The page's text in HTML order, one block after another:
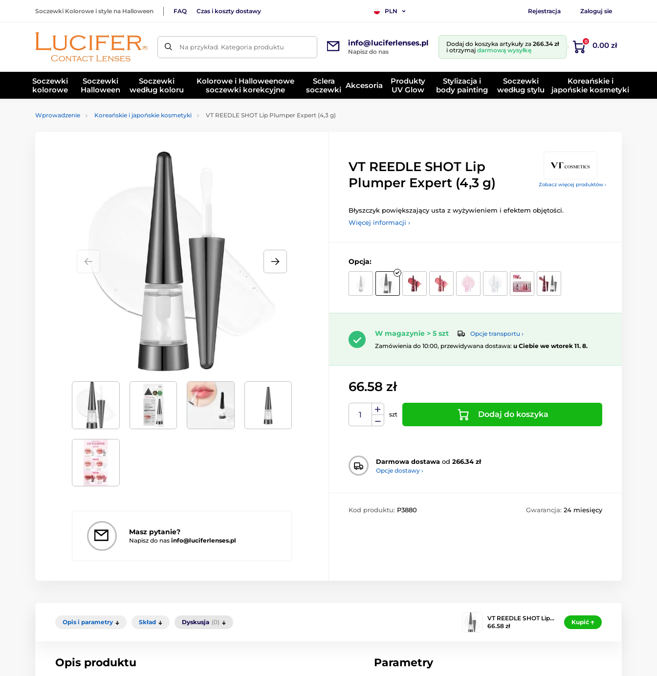
Soczewki Kolorowe i style na Halloween FAQ Czas i koszty dostawy PLN Rejestracja Zaloguj sie
Na przykład. Kategoria produktu info@luciferlenses.pl
Napisz do nas
Dodaj do koszyka artykuły za 266.34 zł
i otrzymaj darmową wysyłkę
0 0.00 zł
Soczewki
kolorowe
Soczewki
Halloween
Soczewki
według koloru
Kolorowe i Halloweenowe
soczewki korekcyjne
Sclera
soczewki Akcesoria
Produkty
UV Glow
Stylizacja i
body painting
Soczewki
według stylu
Koreańskie i
japońskie kosmetyki
Wprowadzenie Koreańskie i japońskie kosmetyki VT REEDLE SHOT Lip Plumper Expert (4,3 g)
Zobacz więcej produktów ›
Masz pytanie?
Napisz do nas info@luciferlenses.pl
VT REEDLE SHOT Lip
Plumper Expert (4,3 g)
Błyszczyk powiększający usta z wyżywieniem i efektem objętości.
Więcej informacji ›
Opcja:
W magazynie > 5 szt
Opcje transportu ›
Zamówienia do 10:00, przewidywana dostawa: u Ciebie we wtorek 11. 8.
66.58 zł
szt Dodaj do koszyka
Darmowa dostawa od 266.34 zł
Opcje dostawy ›
Kod produktu: P3880 Gwarancja: 24 miesięcy
Opis i parametry Skład Dyskusja (0)
VT REEDLE SHOT Lip…
66.58 zł
Kupić
Opis produktu Parametry